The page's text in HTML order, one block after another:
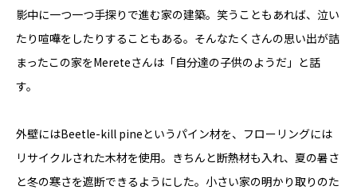
影中に一つ一つ手探りで進む家の建築。笑うこともあれば、泣い
たり喧嘩をしたりすることもある。そんなたくさんの思い出が詰
まったこの家をMereteさんは「自分達の子供のようだ」と話
す。
外壁にはBeetle-kill pineというパイン材を、フローリングには
リサイクルされた木材を使用。きちんと断熱材も入れ、夏の暑さ
と冬の寒さを遮断できるようにした。小さい家の明かり取りのた